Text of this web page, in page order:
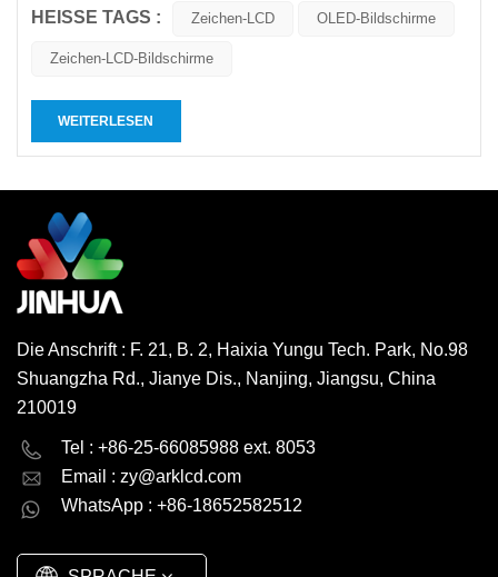
der Unterschied zwischen OLED-Bildschirmen und Zeichen-
HEISSE TAGS : Zeichen-LCD OLED-Bildschirme
Zeichen-LCD-Bildschirme
WEITERLESEN
Die Anschrift : F. 21, B. 2, Haixia Yungu Tech. Park, No.98
Shuangzha Rd., Jianye Dis., Nanjing, Jiangsu, China
210019
Tel : +86-25-66085988 ext. 8053
Email : zy@arklcd.com
WhatsApp : +86-18652582512
English Deutsch
русский español
العربية